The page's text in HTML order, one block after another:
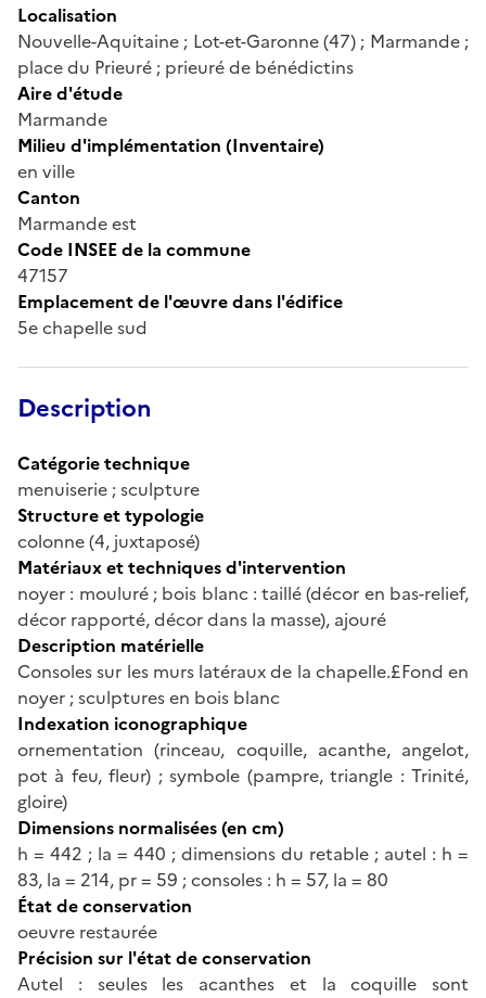
Localisation
Nouvelle-Aquitaine ; Lot-et-Garonne (47) ; Marmande ;
place du Prieuré ; prieuré de bénédictins
Aire d'étude
Marmande
Milieu d'implémentation (Inventaire)
en ville
Canton
Marmande est
Code INSEE de la commune
47157
Emplacement de l'œuvre dans l'édifice
5e chapelle sud
Description
Catégorie technique
menuiserie ; sculpture
Structure et typologie
colonne (4, juxtaposé)
Matériaux et techniques d'intervention
noyer : mouluré ; bois blanc : taillé (décor en bas-relief,
décor rapporté, décor dans la masse), ajouré
Description matérielle
Consoles sur les murs latéraux de la chapelle.£Fond en
noyer ; sculptures en bois blanc
Indexation iconographique
ornementation (rinceau, coquille, acanthe, angelot,
pot à feu, fleur) ; symbole (pampre, triangle : Trinité,
gloire)
Dimensions normalisées (en cm)
h = 442 ; la = 440 ; dimensions du retable ; autel : h =
83, la = 214, pr = 59 ; consoles : h = 57, la = 80
État de conservation
oeuvre restaurée
Précision sur l'état de conservation
Autel : seules les acanthes et la coquille sont